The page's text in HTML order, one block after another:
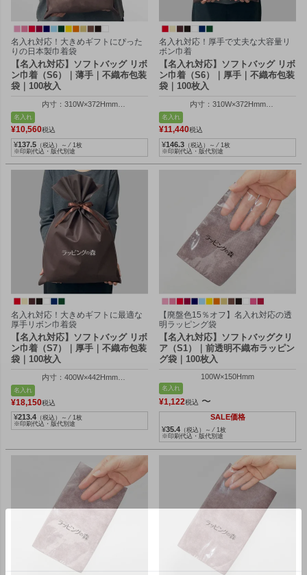
名入れ対応！大きめギフトにぴった
りの日本製巾着袋
【名入れ対応】ソフトバッグ リボ
ン巾着（S6）｜薄手｜不織布包装
袋｜100枚入
内寸：310W×372Hmm
名入れ
¥10,560税込
¥137.5 （税込）～ ⁄ 1枚
※印刷代込・版代別途
名入れ対応！厚手で丈夫な大容量リ
ボン巾着
【名入れ対応】ソフトバッグ リボ
ン巾着（S6）｜厚手｜不織布包装
袋｜100枚入
内寸：310W×372Hmm
名入れ
¥11,440税込
¥146.3 （税込）～ ⁄ 1枚
※印刷代込・版代別途
名入れ対応！大きめギフトに最適な
厚手リボン巾着袋
【名入れ対応】ソフトバッグ リボ
ン巾着（S7）｜厚手｜不織布包装
袋｜100枚入
内寸：400W×442Hmm
名入れ
¥18,150税込
¥213.4 （税込）～ ⁄ 1枚
※印刷代込・版代別途
【廃盤色15％オフ】名入れ対応の透
明ラッピング袋
【名入れ対応】ソフトバッグクリ
ア（S1）｜前透明不織布ラッピン
グ袋｜100枚入
100W×150Hmm
名入れ
¥1,122税込 〜
SALE価格
¥35.4 （税込）～ ⁄ 1枚
※印刷代込・版代別途